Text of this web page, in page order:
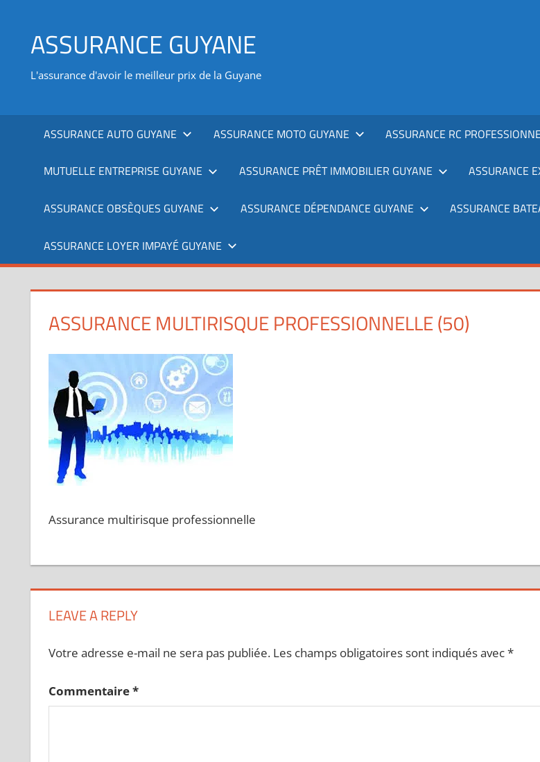
contenuASSURANCE GUYANE
L'assurance d'avoir le meilleur prix de la Guyane
ASSURANCE AUTO GUYANE ASSURANCE MOTO GUYANE ASSURANCE RC
MUTUELLE ENTREPRISE GUYANE ASSURANCE PRÊT IMMOBILIER GUYANE ASSURANCE
ASSURANCE OBSÈQUES GUYANE ASSURANCE DÉPENDANCE GUYANE ASSURANCE
ASSURANCE LOYER IMPAYÉ GUYANE
ASSURANCE MULTIRISQUE PROFESSIONNELLE (50)
Assurance multirisque professionnelle
LEAVE A REPLY
Votre adresse e-mail ne sera pas publiée. Les champs obligatoires sont indiqués avec*
Commentaire*